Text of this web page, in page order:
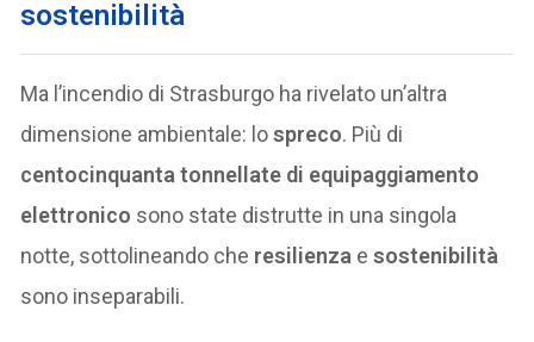
sostenibilità
Ma l’incendio di Strasburgo ha rivelato un’altra
dimensione ambientale: lospreco. Più di
centocinquanta tonnellate di equipaggiamento
elettronico sono state distrutte in una singola
notte, sottolineando che resilienza esostenibilità
sono inseparabili.